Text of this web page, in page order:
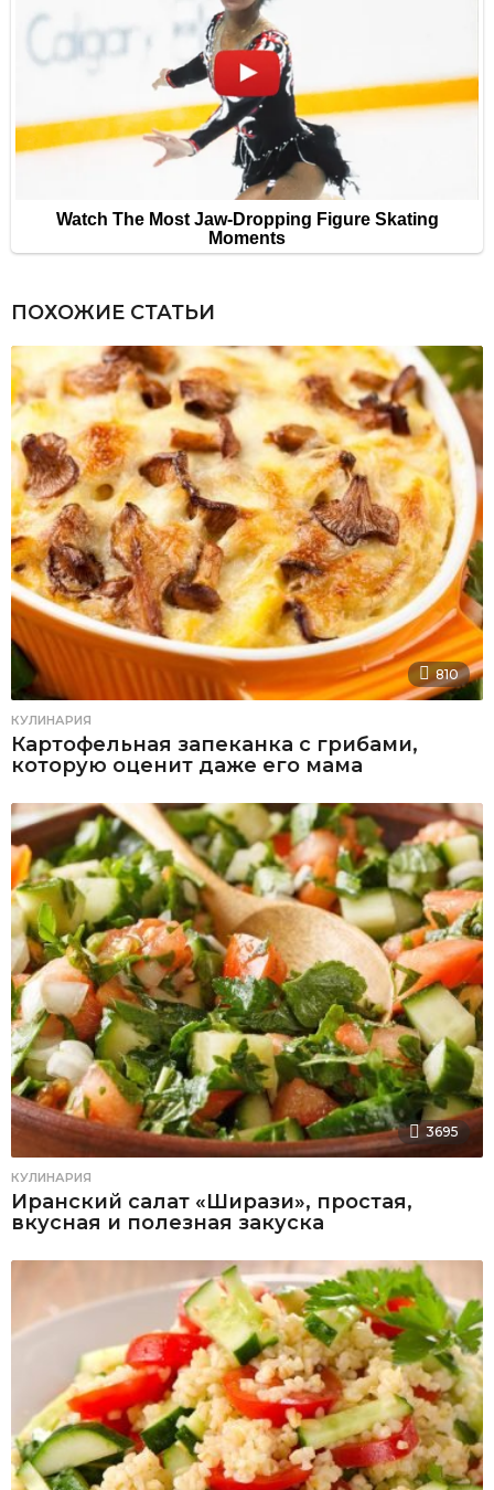
ПОХОЖИЕ СТАТЬИ
810
КУЛИНАРИЯ
Картофельная запеканка с грибами,
которую оценит даже его мама
3695
КУЛИНАРИЯ
Иранский салат «Ширази‎», простая,
вкусная и полезная закуска